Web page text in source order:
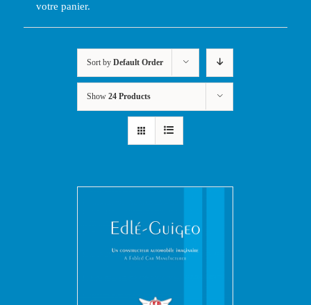
votre panier.
Sort byDefault Order
Show24 Products